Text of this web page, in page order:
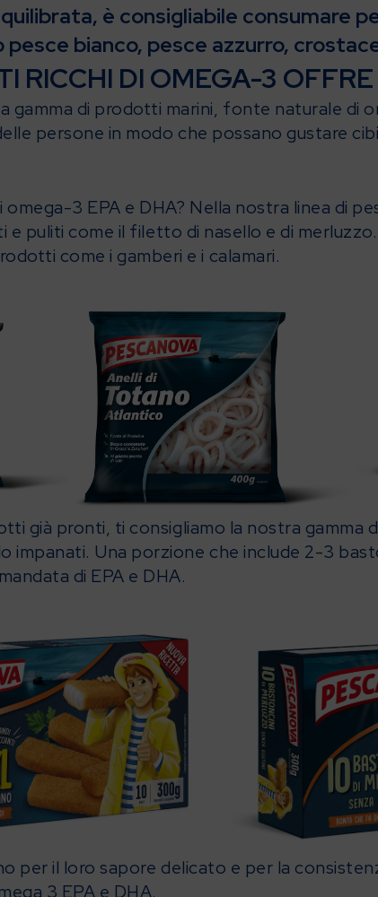
è consigliabile consumare
bianco, pesce azzurro,
RICCHI DI OMEGA-3
gamma di prodotti marini, fonte naturale di
persone in modo che possano gustare
3 EPA e DHA? Nella nostra linea di
e puliti come il filetto di nasello e di
come i gamberi e i calamari.
già pronti, ti consigliamo la nostra gamma
impanati. Una porzione che include 2-3
di EPA e DHA.
per il loro sapore delicato e per la
3 EPA e DHA.